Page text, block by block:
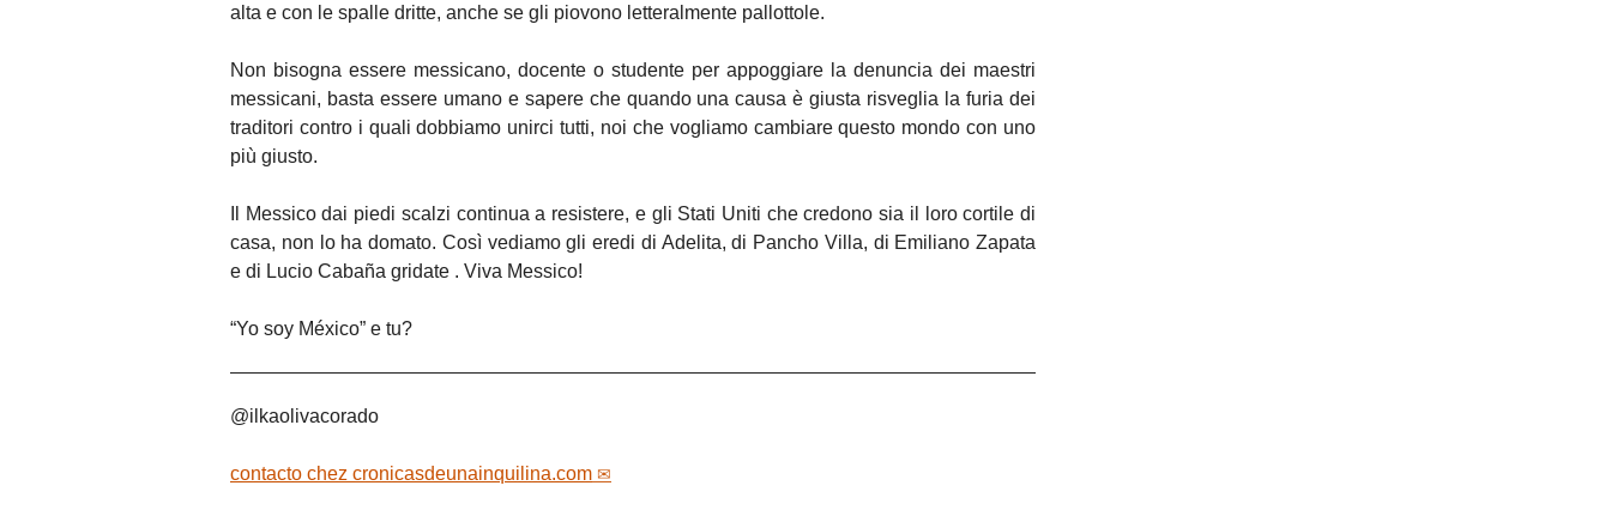
alta e con le spalle dritte, anche se gli piovono letteralmente pallottole.
Non bisogna essere messicano, docente o studente per appoggiare la denuncia dei maestri
messicani, basta essere umano e sapere che quando una causa è giusta risveglia la furia dei
traditori contro i quali dobbiamo unirci tutti, noi che vogliamo cambiare questo mondo con uno
più giusto.
Il Messico dai piedi scalzi continua a resistere, e gli Stati Uniti che credono sia il loro cortile di
casa, non lo ha domato. Così vediamo gli eredi di Adelita, di Pancho Villa, di Emiliano Zapata
e di Lucio Cabaña gridate . Viva Messico!
“Yo soy México” e tu?
@ilkaolivacorado
contacto chez cronicasdeunainquilina.com